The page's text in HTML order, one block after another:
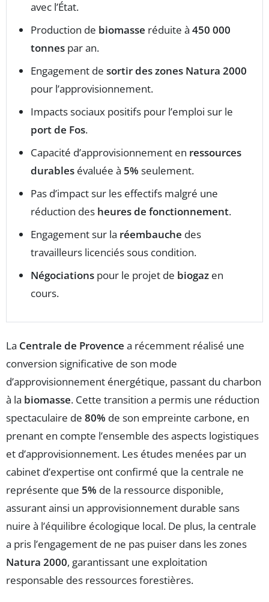
avec l’État.
Production de biomasse réduite à 450 000
tonnes par an.
Engagement de sortir des zones Natura 2000
pour l’approvisionnement.
Impacts sociaux positifs pour l’emploi sur le
port de Fos.
Capacité d’approvisionnement en ressources
durables évaluée à 5% seulement.
Pas d’impact sur les effectifs malgré une
réduction des heures de fonctionnement.
Engagement sur la réembauche des
travailleurs licenciés sous condition.
Négociations pour le projet de biogaz en
cours.
La Centrale de Provence a récemment réalisé une
conversion significative de son mode
d’approvisionnement énergétique, passant du charbon
à la biomasse. Cette transition a permis une réduction
spectaculaire de 80% de son empreinte carbone, en
prenant en compte l’ensemble des aspects logistiques
et d’approvisionnement. Les études menées par un
cabinet d’expertise ont confirmé que la centrale ne
représente que 5% de la ressource disponible,
assurant ainsi un approvisionnement durable sans
nuire à l’équilibre écologique local. De plus, la centrale
a pris l’engagement de ne pas puiser dans les zones
Natura 2000, garantissant une exploitation
responsable des ressources forestières.